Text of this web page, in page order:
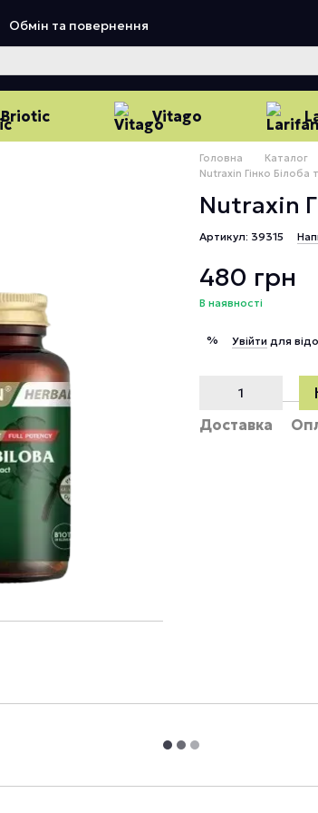
Обмін та повернення
Briotic Vitago
Головна Каталог
Nutraxin Гінко
Nutraxin
Артикул: 39315
480 грн
В наявності
% Увійти для
Доставка